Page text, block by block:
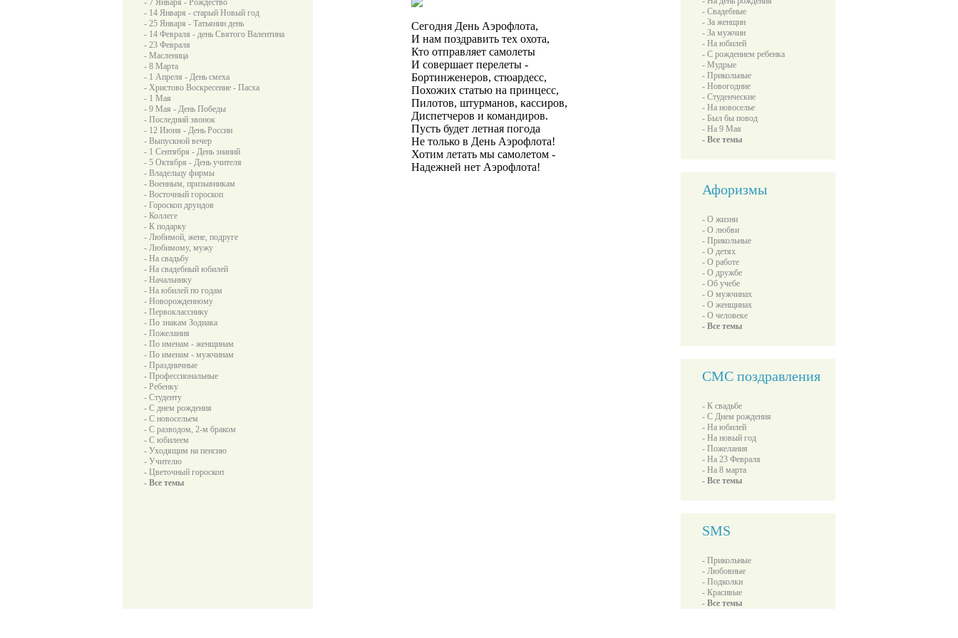
- 7 Января - Рождество
- 14 Января - старый Новый год
- 25 Января - Татьянин день
- 14 Февраля - день Святого Валентина
- 23 Февраля
- Масленица
- 8 Марта
- 1 Апреля - День смеха
- Христово Воскресение - Пасха
- 1 Мая
- 9 Мая - День Победы
- Последний звонок
- 12 Июня - День России
- Выпускной вечер
- 1 Сентября - День знаний
- 5 Октября - День учителя
- Владельцу фирмы
- Военным, призывникам
- Восточный гороскоп
- Гороскоп друидов
- Коллеге
- К подарку
- Любимой, жене, подруге
- Любимому, мужу
- На свадьбу
- На свадебный юбилей
- Начальнику
- На юбилей по годам
- Новорожденному
- Первокласснику
- По знакам Зодиака
- Пожелания
- По именам - женщинам
- По именам - мужчинам
- Праздничные
- Профессиональные
- Ребенку
- Студенту
- С днем рождения
- С новосельем
- С разводом, 2-м браком
- С юбилеем
- Уходящим на пенсию
- Учителю
- Цветочный гороскоп
- Все темы
Сегодня День Аэрофлота,
И нам поздравить тех охота,
Кто отправляет самолеты
И совершает перелеты -
Бортинженеров, стюардесс,
Похожих статью на принцесс,
Пилотов, штурманов, кассиров,
Диспетчеров и командиров.
Пусть будет летная погода
Не только в День Аэрофлота!
Хотим летать мы самолетом -
Надежней нет Аэрофлота!
- Свадебные
- За женщин
- За мужчин
- На юбилей
- С рождением ребенка
- Мудрые
- Прикольные
- Новогодние
- Студенческие
- На новоселье
- Был бы повод
- На 9 Мая
- Все темы
Афоризмы
- О жизни
- О любви
- Прикольные
- О детях
- О работе
- О дружбе
- Об учебе
- О мужчинах
- О женщинах
- О человеке
- Все темы
СМС поздравления
- К свадьбе
- С Днем рождения
- На юбилей
- На новый год
- Пожелания
- На 23 Февраля
- На 8 марта
- Все темы
SMS
- Прикольные
- Любовные
- Подколки
- Красивые
- Все темы